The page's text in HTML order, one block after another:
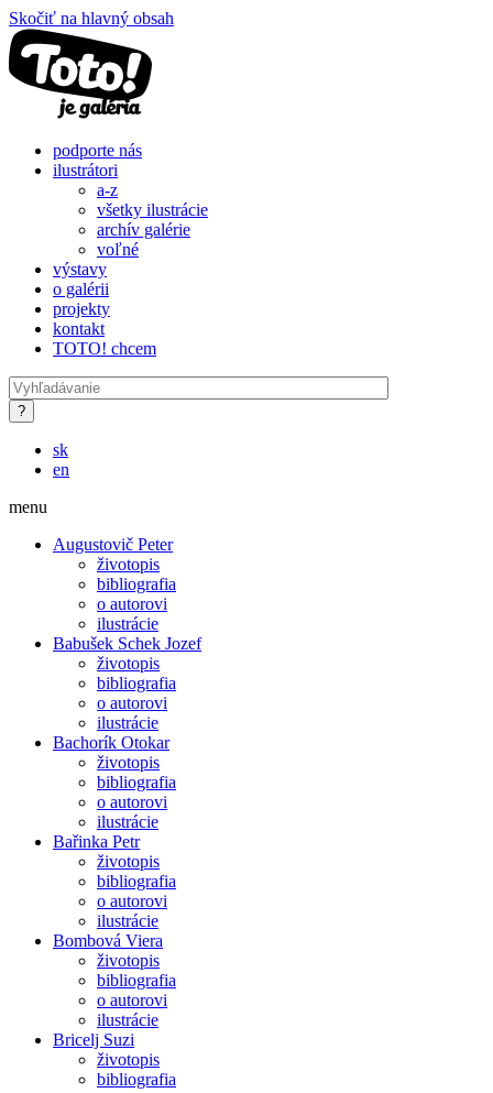
Skočiť na hlavný obsah
podporte nás
ilustrátori
a-z
všetky ilustrácie
archív galérie
voľné
výstavy
o galérii
projekty
kontakt
TOTO! chcem
sk
en
menu
Augustovič Peter
životopis
bibliografia
o autorovi
ilustrácie
Babušek Schek Jozef
životopis
bibliografia
o autorovi
ilustrácie
Bachorík Otokar
životopis
bibliografia
o autorovi
ilustrácie
Bařinka Petr
životopis
bibliografia
o autorovi
ilustrácie
Bombová Viera
životopis
bibliografia
o autorovi
ilustrácie
Bricelj Suzi
životopis
bibliografia